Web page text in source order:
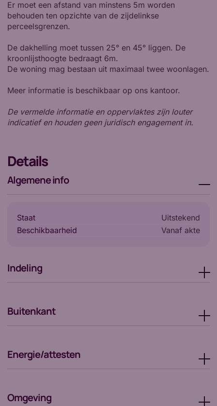
Er moet een afstand van minstens 5m worden
behouden ten opzichte van de zijdelinkse
perceelsgrenzen.
De dakhelling moet tussen 25° en 45° liggen. De
kroonlijsthoogte bedraagt 6m.
De woning mag bestaan uit maximaal twee woonlagen.
Meer informatie is beschikbaar op ons kantoor.
De vermelde informatie en oppervlaktes zijn louter
indicatief en houden geen juridisch engagement in.
Details
Algemene info
Staat
Uitstekend
Beschikbaarheid
vanaf akte
Indeling
Buitenkant
Energie/attesten
Omgeving